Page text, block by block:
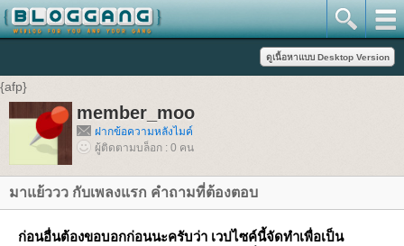
{afp}
member_moo
ฝากข้อความหลังไมค์
ผู้ติดตามบล็อก : 0 คน
มาแย้ววว กับเพลงแรก คำถามที่ต้องตอบ
ก่อนอื่นต้องขอบอกก่อนนะครับว่า เวปไซค์นี้จัดทำเพื่อเป็น